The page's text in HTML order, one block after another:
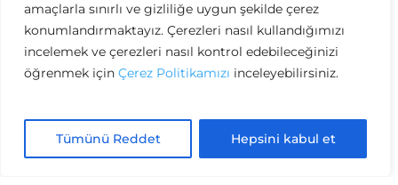
amaçlarla sınırlı ve gizliliğe uygun şekilde çerez
konumlandırmaktayız. Çerezleri nasıl kullandığımızı
incelemek ve çerezleri nasıl kontrol edebileceğinizi
öğrenmek için Çerez Politikamızı inceleyebilirsiniz.
Tümünü Reddet Hepsini kabul et
Kurumsal
Diğer Bağlantılar
Copyright © Zehra Group. Tüm Hakları